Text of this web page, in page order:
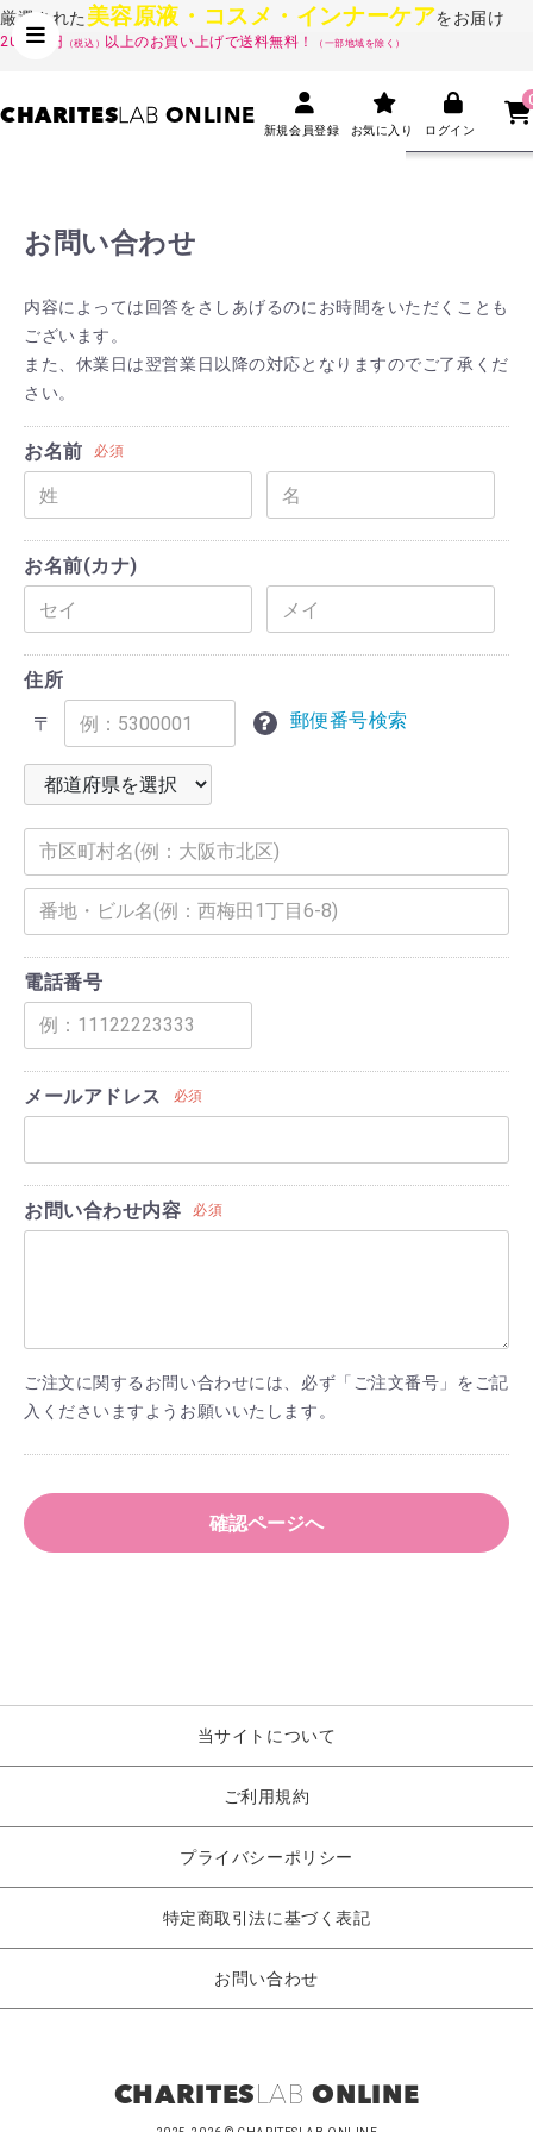
厳選された 美容原液・コスメ・インナーケアをお届け
20,000円 （税込） 以上のお買い上げで送料無料！ （一部地域を除く）
CHARITESLAB ONLINE
新規会員登録 お気に入り ログイン
お問い合わせ
内容によっては回答をさしあげるのにお時間をいただくことも
ございます。
また、休業日は翌営業日以降の対応となりますのでご了承くだ
さい。
お名前 必須
お名前(カナ)
住所
〒
郵便番号検索
電話番号
メールアドレス 必須
お問い合わせ内容 必須
ご注文に関するお問い合わせには、必ず「ご注文番号」をご記
入くださいますようお願いいたします。
確認ページへ
当サイトについて
ご利用規約
プライバシーポリシー
特定商取引法に基づく表記
お問い合わせ
CHARITESLAB ONLINE